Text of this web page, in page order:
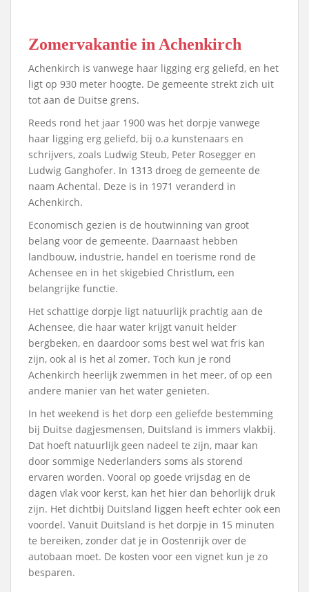
Zomervakantie in Achenkirch
Achenkirch is vanwege haar ligging erg geliefd, en het
ligt op 930 meter hoogte. De gemeente strekt zich uit
tot aan de Duitse grens.
Reeds rond het jaar 1900 was het dorpje vanwege
haar ligging erg geliefd, bij o.a kunstenaars en
schrijvers, zoals Ludwig Steub, Peter Rosegger en
Ludwig Ganghofer. In 1313 droeg de gemeente de
naam Achental. Deze is in 1971 veranderd in
Achenkirch.
Economisch gezien is de houtwinning van groot
belang voor de gemeente. Daarnaast hebben
landbouw, industrie, handel en toerisme rond de
Achensee en in het skigebied Christlum, een
belangrijke functie.
Het schattige dorpje ligt natuurlijk prachtig aan de
Achensee, die haar water krijgt vanuit helder
bergbeken, en daardoor soms best wel wat fris kan
zijn, ook al is het al zomer. Toch kun je rond
Achenkirch heerlijk zwemmen in het meer, of op een
andere manier van het water genieten.
In het weekend is het dorp een geliefde bestemming
bij Duitse dagjesmensen, Duitsland is immers vlakbij.
Dat hoeft natuurlijk geen nadeel te zijn, maar kan
door sommige Nederlanders soms als storend
ervaren worden. Vooral op goede vrijsdag en de
dagen vlak voor kerst, kan het hier dan behorlijk druk
zijn. Het dichtbij Duitsland liggen heeft echter ook een
voordel. Vanuit Duitsland is het dorpje in 15 minuten
te bereiken, zonder dat je in Oostenrijk over de
autobaan moet. De kosten voor een vignet kun je zo
besparen.